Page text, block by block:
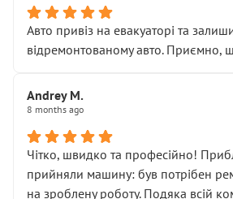
Але після нинішнього візиту такі
Я — клієнт, який працює на довірі, і
Хотілося б більше:
• прозорості в роботах і рахунках
• реальної діагностики, а не
На жаль, складається враження,
Стосовно комунікації - все добре
Авто привіз на евакуаторі та
відремонтованому авто. Приємно,
Andrey M.
8 months ago
Чітко, швидко та професійно!
прийняли машину: був потрібен
на зроблену роботу. Подяка всій